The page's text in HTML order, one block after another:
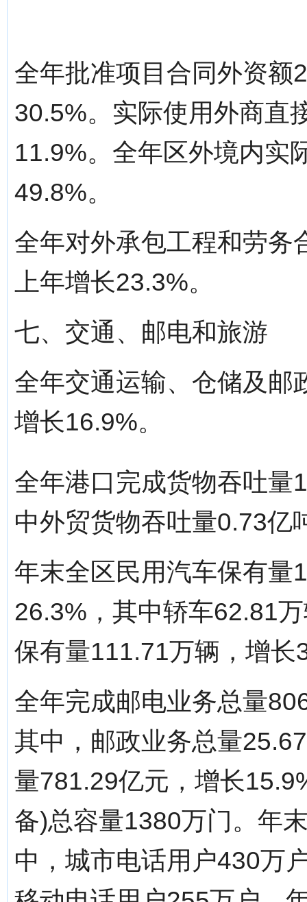
全年批准项目合同外资额
30.5%。实际使用外商直
11.9%。全年区外境内实
49.8%。
全年对外承包工程和劳务
上年增长23.3%。
七、交通、邮电和旅游
全年交通运输、仓储及邮
增长16.9%。
全年港口完成货物吞吐量
中外贸货物吞吐量0.73亿
年末全区民用汽车保有量
26.3%，其中轿车62.81
保有量111.71万辆，增长
全年完成邮电业务总量
其中，邮政业务总量
量781.29亿元，增长
备)总容量1380万门。年
中，城市电话用户430万